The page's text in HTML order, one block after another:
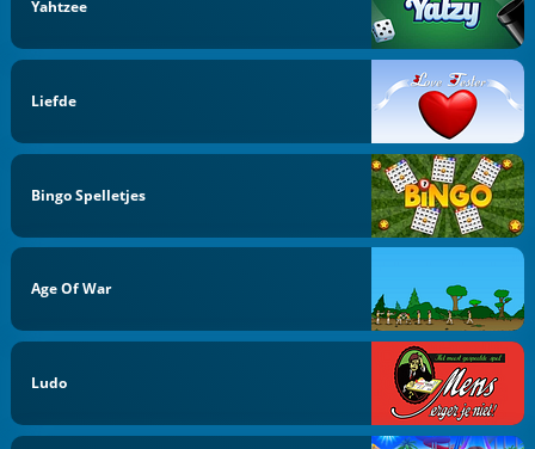
Yahtzee
Liefde
Bingo Spelletjes
Age Of War
Ludo